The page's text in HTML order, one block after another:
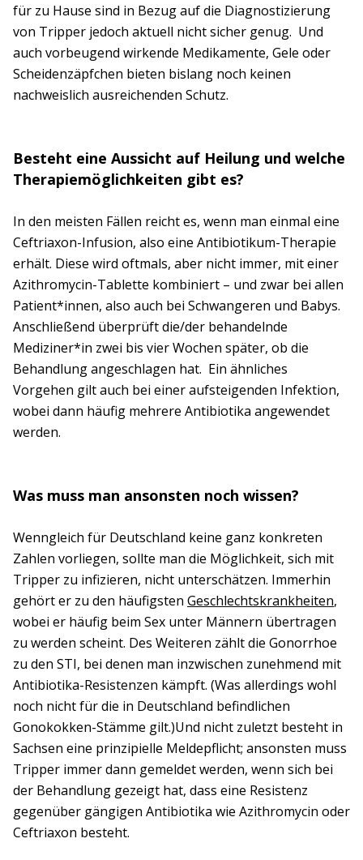
für zu Hause sind in Bezug auf die Diagnostizierung
von Tripper jedoch aktuell nicht sicher genug. Und
auch vorbeugend wirkende Medikamente, Gele oder
Scheidenzäpfchen bieten bislang noch keinen
nachweislich ausreichenden Schutz.
Besteht eine Aussicht auf Heilung und welche
Therapiemöglichkeiten gibt es?
In den meisten Fällen reicht es, wenn man einmal eine
Ceftriaxon-Infusion, also eine Antibiotikum-Therapie
erhält. Diese wird oftmals, aber nicht immer, mit einer
Azithromycin-Tablette kombiniert – und zwar bei allen
Patient*innen, also auch bei Schwangeren und Babys.
Anschließend überprüft die/der behandelnde
Mediziner*in zwei bis vier Wochen später, ob die
Behandlung angeschlagen hat. Ein ähnliches
Vorgehen gilt auch bei einer aufsteigenden Infektion,
wobei dann häufig mehrere Antibiotika angewendet
werden.
Was muss man ansonsten noch wissen?
Wenngleich für Deutschland keine ganz konkreten
Zahlen vorliegen, sollte man die Möglichkeit, sich mit
Tripper zu infizieren, nicht unterschätzen. Immerhin
gehört er zu den häufigsten Geschlechtskrankheiten,
wobei er häufig beim Sex unter Männern übertragen
zu werden scheint. Des Weiteren zählt die Gonorrhoe
zu den STI, bei denen man inzwischen zunehmend mit
Antibiotika-Resistenzen kämpft. (Was allerdings wohl
noch nicht für die in Deutschland befindlichen
Gonokokken-Stämme gilt.)Und nicht zuletzt besteht in
Sachsen eine prinzipielle Meldepflicht; ansonsten muss
Tripper immer dann gemeldet werden, wenn sich bei
der Behandlung gezeigt hat, dass eine Resistenz
gegenüber gängigen Antibiotika wie Azithromycin oder
Ceftriaxon besteht.